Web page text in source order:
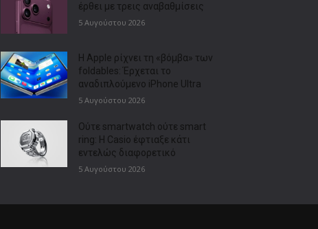
έρθει με τρεις αναβαθμίσεις
5 Αυγούστου 2026
Η Apple ρίχνει τη «βόμβα» των
foldables: Έρχεται το
αναδιπλούμενο iPhone Ultra
5 Αυγούστου 2026
Ούτε smartwatch ούτε smart
ring: Η Casio έφτιαξε κάτι
εντελώς διαφορετικό
5 Αυγούστου 2026